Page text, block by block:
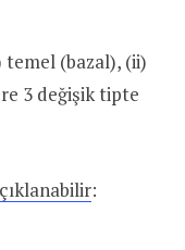
temel (bazal), (ii)
3 değişik tipte
: